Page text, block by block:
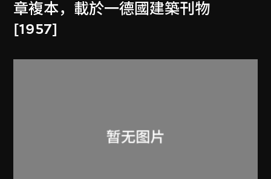
章複本，載於一德國建築刊物
[1957]